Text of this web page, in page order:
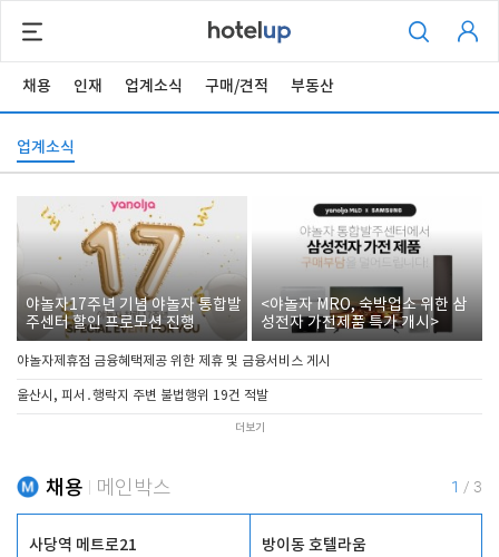
채용 인재 업계소식 구매/견적 부동산
업계소식
야놀자17주년 기념 야놀자 통합발
주센터 할인 프로모션 진행
<야놀자 MRO, 숙박업소 위한 삼
성전자 가전제품 특가 개시>
야놀자제휴점 금융혜택제공 위한 제휴 및 금융서비스 게시
울산시, 피서․행락지 주변 불법행위 19건 적발
더보기
채용 메인박스 1 / 3
사당역 메트로21 방이동 호텔라움